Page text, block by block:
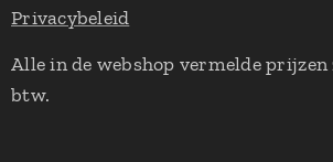
Privacybeleid
Alle in de webshop vermelde prijzen
btw.